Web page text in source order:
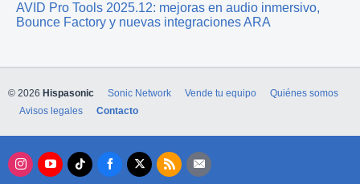
AVID Pro Tools 2025.12: mejoras en audio inmersivo,
Bounce Factory y nuevas integraciones ARA
© 2026 Hispasonic Sonic Network Vende tu equipo
Quiénes somos
Avisos legales
Contacto